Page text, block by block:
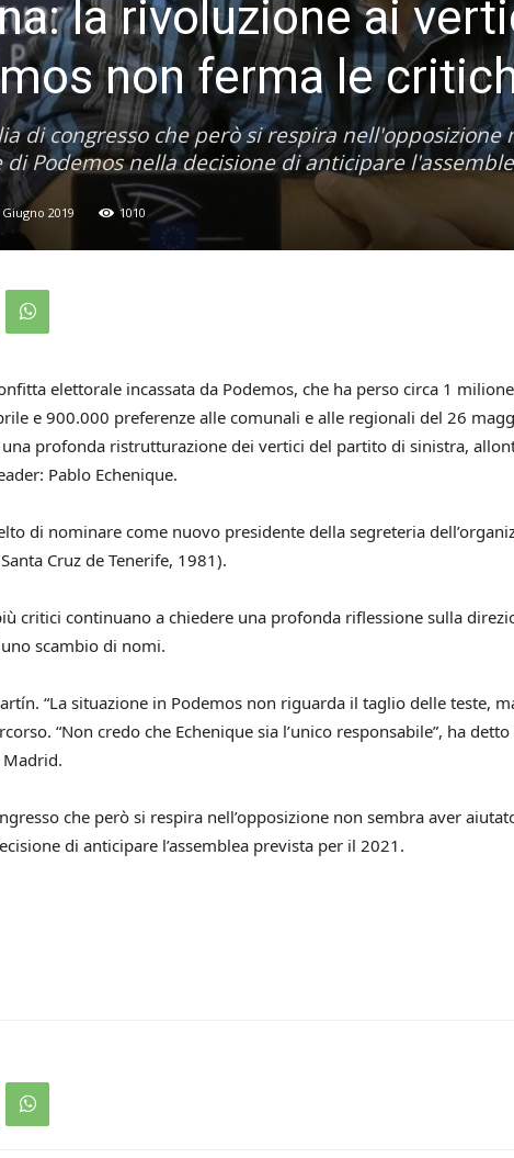
la rivoluzione ai
non ferma le
di congresso che però si respira
di Podemos nella decisione di anticipare
Giugno 2019 1010
elettorale incassata da Podemos, che ha perso circa 1
e 900.000 preferenze alle comunali e alle regionali del 26
profonda ristrutturazione dei vertici del partito di sinistra,
Pablo Echenique.
di nominare come nuovo presidente della segreteria
Cruz de Tenerife, 1981).
critici continuano a chiedere una profonda riflessione sulla
scambio di nomi.
“La situazione in Podemos non riguarda il taglio delle teste,
“Non credo che Echenique sia l’unico responsabile”, ha detto
Madrid.
che però si respira nell’opposizione non sembra aver
di anticipare l’assemblea prevista per il 2021.